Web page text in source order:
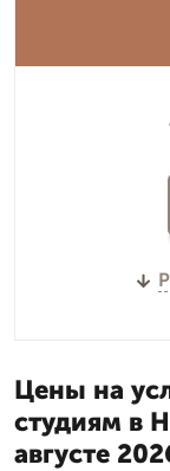
Цены на
студиям в
августе